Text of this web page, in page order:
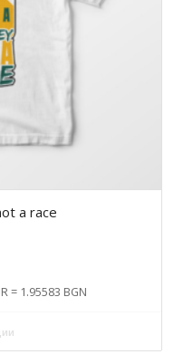
a race
= 1.95583 BGN